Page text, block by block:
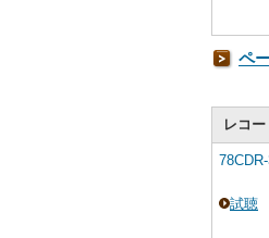
ペ
レコ
試聴